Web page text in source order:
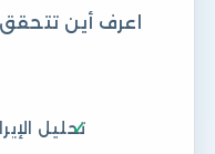
اعرف أين تتحقق
تحليل